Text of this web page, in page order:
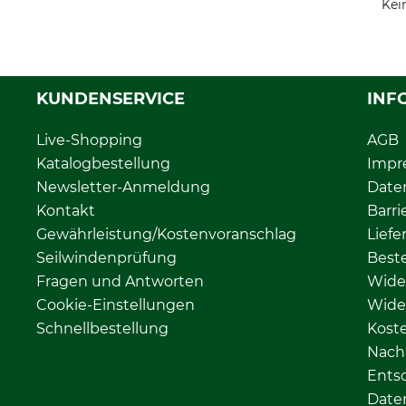
KUNDENSERVICE
Live-Shopping
Katalogbestellung
Newsletter-Anmeldung
Kontakt
Gewährleistung/Kostenvoranschlag
Seilwindenprüfung
Fragen und Antworten
Cookie-Einstellungen
Schnellbestellung
AGB